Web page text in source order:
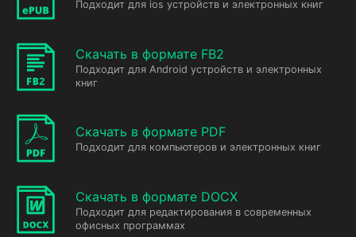
Подходит для ios устройств и электронных книг
Скачать в формате FB2
Подходит для Android устройств и электронных
книг
Скачать в формате PDF
Подходит для компьютеров и электронных книг
Скачать в формате DOCX
Подходит для редактирования в современных
офисных программах